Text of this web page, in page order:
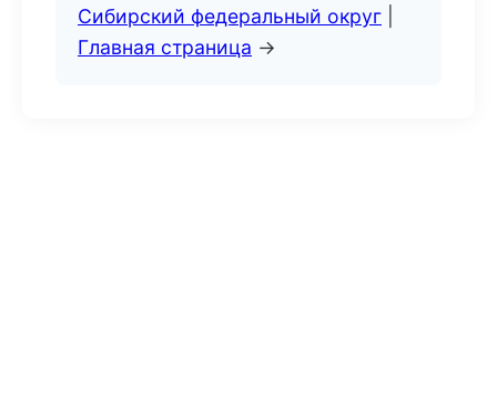
Сибирский федеральный округ
Главная страница →